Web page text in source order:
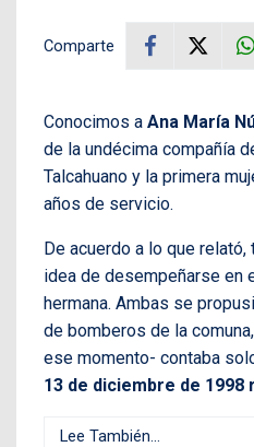
Comparte
Conocimos a Ana María
de la undécima compañía
Talcahuano y la primera
años de servicio.
De acuerdo a lo que
idea de desempeñarse en
hermana. Ambas se
de bomberos de la
ese momento- contaba
13 de diciembre de
Lee También...